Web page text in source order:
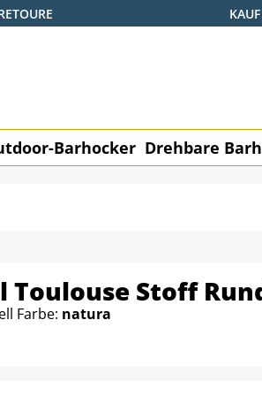
Barhocker Drehbare
Toulouse Stoff
Farbe: natura